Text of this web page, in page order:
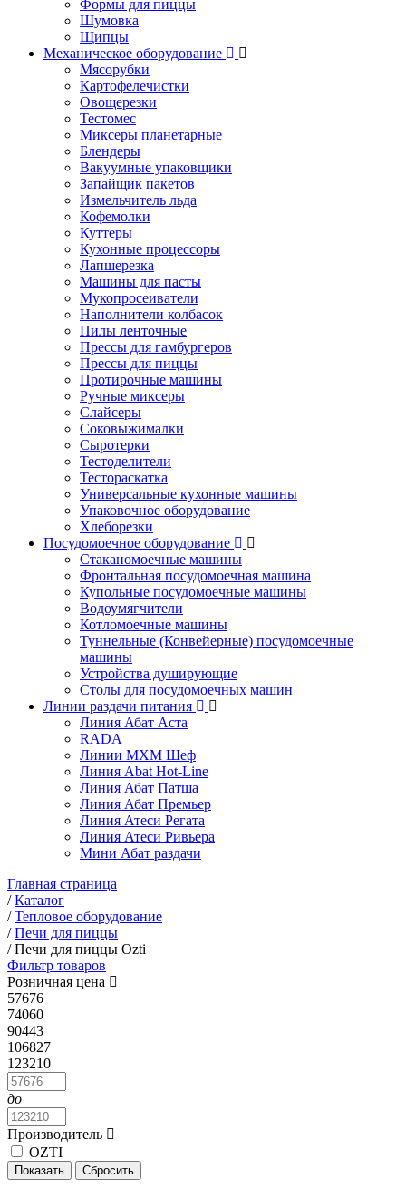
Формы для пиццы
Шумовка
Щипцы
Механическое оборудование
Мясорубки
Картофелечистки
Овощерезки
Тестомес
Миксеры планетарные
Блендеры
Вакуумные упаковщики
Запайщик пакетов
Измельчитель льда
Кофемолки
Куттеры
Кухонные процессоры
Лапшерезка
Машины для пасты
Мукопросеиватели
Наполнители колбасок
Пилы ленточные
Прессы для гамбургеров
Прессы для пиццы
Протирочные машины
Ручные миксеры
Слайсеры
Соковыжималки
Сыротерки
Тестоделители
Тестораскатка
Универсальные кухонные машины
Упаковочное оборудование
Хлеборезки
Посудомоечное оборудование
Стаканомоечные машины
Фронтальная посудомоечная машина
Купольные посудомоечные машины
Водоумягчители
Котломоечные машины
Туннельные (Конвейерные) посудомоечные
машины
Устройства душирующие
Столы для посудомоечных машин
Линии раздачи питания
Линия Абат Аста
RADA
Линии МХМ Шеф
Линия Abat Hot-Line
Линия Абат Патша
Линия Абат Премьер
Линия Атеси Регата
Линия Атеси Ривьера
Мини Абат раздачи
Главная страница
/Каталог
/Тепловое оборудование
/Печи для пиццы
/Печи для пиццы Ozti
Фильтр товаров
Розничная цена
57676
74060
90443
106827
123210
до
Производитель
OZTI